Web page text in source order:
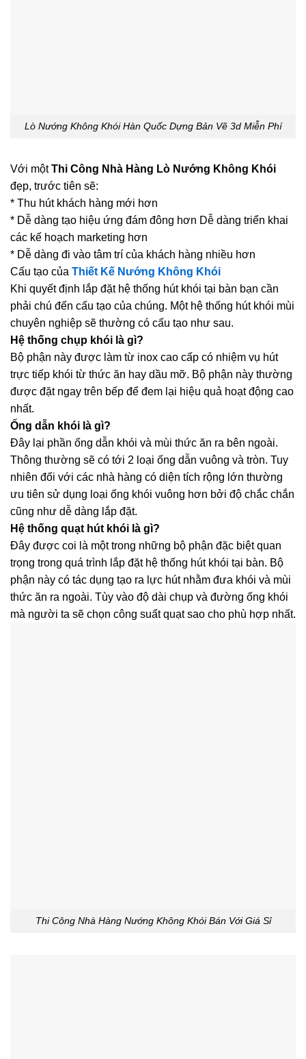
Lò Nướng Không Khói Hàn Quốc Dựng Bản Vẽ 3d Miễn Phí
Với mộtThi Công Nhà Hàng Lò Nướng Không Khói
đẹp, trước tiên sẽ:
* Thu hút khách hàng mới hơn
* Dễ dàng tạo hiệu ứng đám đông hơn Dễ dàng triển khai
các kế hoạch marketing hơn
* Dễ dàng đi vào tâm trí của khách hàng nhiều hơn
Cấu tạo của Thiết Kế Nướng Không Khói
Khi quyết định lắp đặt hệ thống hút khói tại bàn bạn cần
phải chú đến cấu tạo của chúng. Một hệ thống hút khói mùi
chuyên nghiệp sẽ thường có cấu tạo như sau.
Hệ thống chụp khói là gì?
Bộ phận này được làm từ inox cao cấp có nhiệm vụ hút
trực tiếp khói từ thức ăn hay dầu mỡ. Bộ phận này thường
được đặt ngay trên bếp để đem lại hiệu quả hoạt động cao
nhất.
Ống dẫn khói là gì?
Đây lại phần ống dẫn khói và mùi thức ăn ra bên ngoài.
Thông thường sẽ có tới 2 loại ống dẫn vuông và tròn. Tuy
nhiên đối với các nhà hàng có diện tích rộng lớn thường
ưu tiên sử dụng loại ống khói vuông hơn bởi độ chắc chắn
cũng như dễ dàng lắp đặt.
Hệ thống quạt hút khói là gì?
Đây được coi là một trong những bộ phận đặc biệt quan
trọng trong quá trình lắp đặt hệ thống hút khói tại bàn. Bộ
phận này có tác dụng tạo ra lực hút nhằm đưa khói và mùi
thức ăn ra ngoài. Tùy vào độ dài chụp và đường ống khói
mà người ta sẽ chọn công suất quạt sao cho phù hợp nhất.
Thi Công Nhà Hàng Nướng Không Khói Bán Với Giá Sỉ